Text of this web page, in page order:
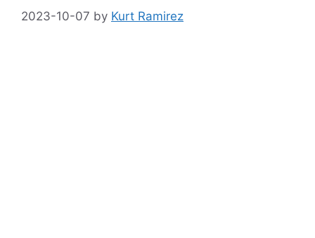
2023-10-07 by Kurt Ramirez